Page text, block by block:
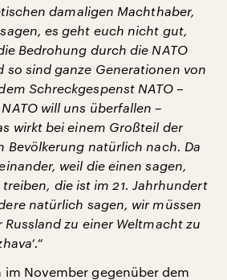
damaligen Machthaber,
es geht euch nicht gut,
Bedrohung durch die NATO
so sind ganze Generationen von
Schreckgespenst NATO –
will uns überfallen –
wirkt bei einem Großteil der
Bevölkerung natürlich nach. Da
weil die einen sagen,
die ist im 21. Jahrhundert
natürlich sagen, wir müssen
zu einer Weltmacht zu
im November gegenüber dem